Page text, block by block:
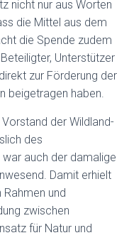
nicht nur aus Worten
die Mittel aus dem
die Spende zudem
Unterstützer
zur Förderung der
beigetragen haben.
der Wildland-
des
auch der damalige
Damit erhielt
und
zwischen
für Natur und